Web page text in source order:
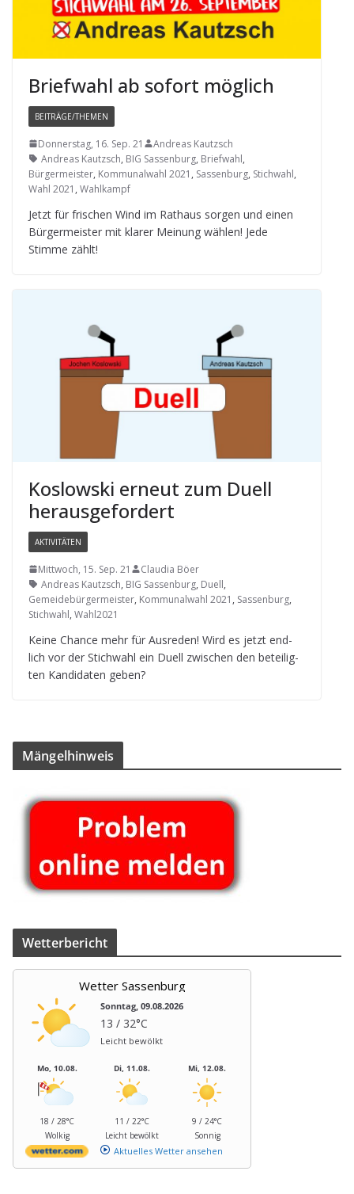
Brief­wahl ab sofort möglich
BEITRÄGE/THEMEN
Donnerstag, 16. Sep. 21
Andreas Kautzsch
Andreas Kautzsch, BIG Sassenburg, Briefwahl,
Bürgermeister, Kommunalwahl 2021 , Sassenburg, Stichwahl,
Wahl 2021 , Wahlkampf
Jetzt für fri­schen Wind im Rat­haus sor­gen und einen
Bür­ger­meis­ter mit kla­rer Mei­nung wäh­len! Jede
Stimme zählt!
Koslow­ski erneut zum Duell
herausgefordert
AKTIVITÄTEN
Mittwoch, 15. Sep. 21
Claudia Böer
Andreas Kautzsch, BIG Sassenburg, Duell,
Gemeidebürgermeister, Kommunalwahl 2021 , Sassenburg,
Stichwahl, Wahl2021
Keine Chance mehr für Aus­re­den! Wird es jetzt end­
lich vor der Stich­wahl ein Duell zwi­schen den betei­lig­
ten Kan­di­da­ten geben?
Män­gel­hin­weis
Wet­ter­be­richt
Wetter Sassenburg
Sonntag, 09.08.2026
13 / 32°C
Leicht bewölkt
Mo, 10.08.
18 / 28°C
Wolkig
Di, 11.08.
11 / 22°C
Leicht bewölkt
Mi, 12.08.
9 / 24°C
Sonnig
Aktuelles Wetter ansehen